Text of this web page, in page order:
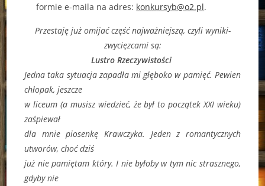
formie e-maila na adres: konkursyb@o2.pl.
Przestaję już omijać część najważniejszą, czyli wyniki-
zwycięzcami są:
Lustro Rzeczywistości
Jedna taka sytuacja zapadła mi głęboko w pamięć. Pewien
chłopak, jeszcze
w liceum (a musisz wiedzieć, że był to początek XXI wieku)
zaśpiewał
dla mnie piosenkę Krawczyka. Jeden z romantycznych
utworów, choć dziś
już nie pamiętam który. I nie byłoby w tym nic strasznego,
gdyby nie